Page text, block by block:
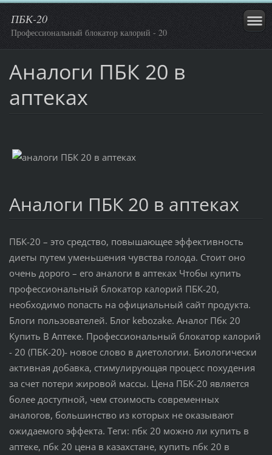
ПБК-20
Профессиональный блокатор калорий - 20
Аналоги ПБК 20 в
аптеках
Аналоги ПБК 20 в аптеках
ПБК-20 – это средство, повышающее эффективность
диеты путем уменьшения чувства голода. Стоит оно
очень дорого – его аналоги в аптеках Чтобы купить
профессиональный блокатор калорий ПБК-20,
необходимо попасть на официальный сайт продукта.
Блоги пользователей. Блог kebozake. Аналог Пбк 20
Купить В Аптеке. Профессиональный блокатор калорий
- 20 (ПБК-20)- новое слово в диетологии. Биологически
активная добавка, стимулирующая процесс похудения
за счет потери жировой массы. Цена ПБК-20 является
более доступной, чем стоимость современных
аналогов, большинство из которых не оказывают
ожидаемого эффекта. Теги: пбк 20 можно ли купить в
аптеке, пбк 20 цена в казахстане, купить пбк 20 в